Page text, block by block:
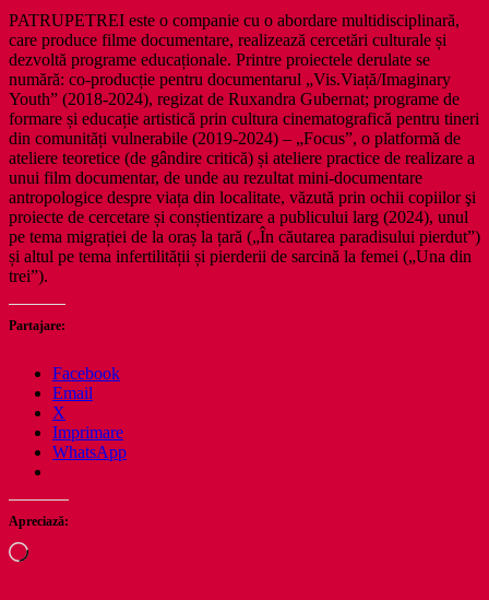
PATRUPETREI este o companie cu o abordare multidisciplinară,
care produce filme documentare, realizează cercetări culturale și
dezvoltă programe educaționale. Printre proiectele derulate se
numără: co-producție pentru documentarul „Vis.Viață/Imaginary
Youth” (2018-2024), regizat de Ruxandra Gubernat; programe de
formare și educație artistică prin cultura cinematografică pentru tineri
din comunități vulnerabile (2019-2024) – „Focus”, o platformă de
ateliere teoretice (de gândire critică) și ateliere practice de realizare a
unui film documentar, de unde au rezultat mini-documentare
antropologice despre viața din localitate, văzută prin ochii copiilor şi
proiecte de cercetare și conștientizare a publicului larg (2024), unul
pe tema migrației de la oraș la țară („În căutarea paradisului pierdut”)
și altul pe tema infertilității și pierderii de sarcină la femei („Una din
trei”).
Partajare:
Facebook
Email
X
Imprimare
WhatsApp
Apreciază:
Încarc...